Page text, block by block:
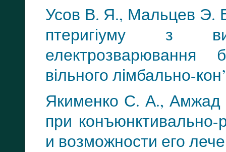
Усов В. Я., Мальцев Э.
птеригіуму з
електрозварювання
вільного лімбально-
Якименко С. А., Амжад
при конъюнктивально-
и возможности его